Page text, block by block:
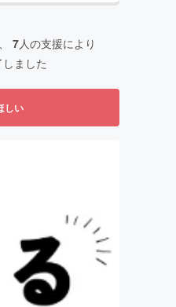
7人の支援により
ました
しい